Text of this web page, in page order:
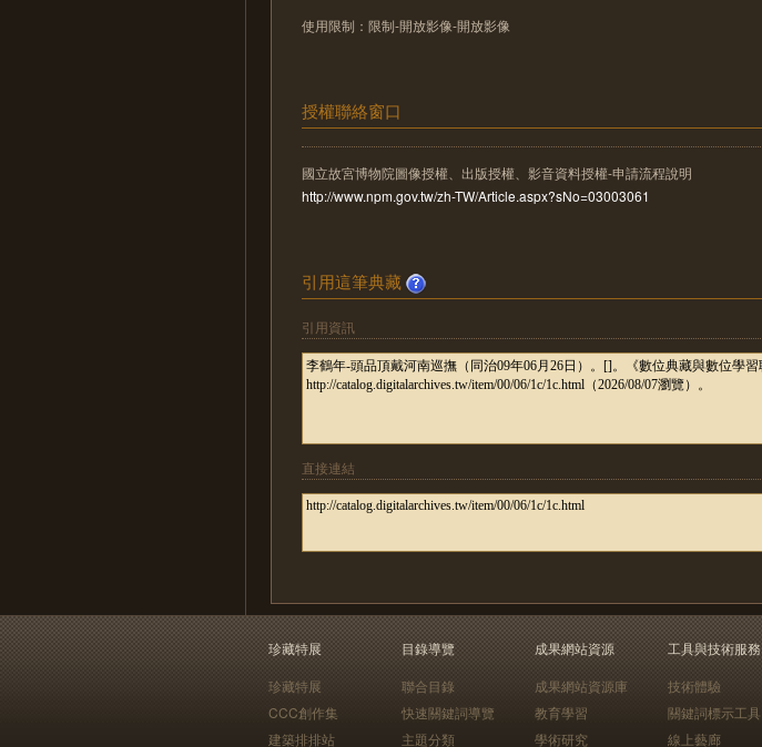
使用限制：限制-開放影像-開放影像
授權聯絡窗口
國立故宮博物院圖像授權、出版授權、影音資料授權-申請流程說明
http://www.npm.gov.tw/zh-TW/Article.aspx?sNo=03003061
引用這筆典藏
引用資訊
直接連結
珍藏特展
珍藏特展
CCC創作集
建築排排站
目錄導覽
聯合目錄
快速關鍵詞導覽
主題分類
成果網站資源
成果網站資源庫
教育學習
學術研究
工具與技術服務
技術體驗
關鍵詞標示工具
線上藝廊